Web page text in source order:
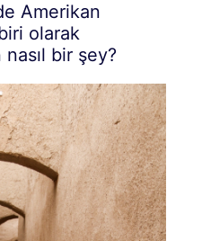
Amerikan
olarak
bir şey?